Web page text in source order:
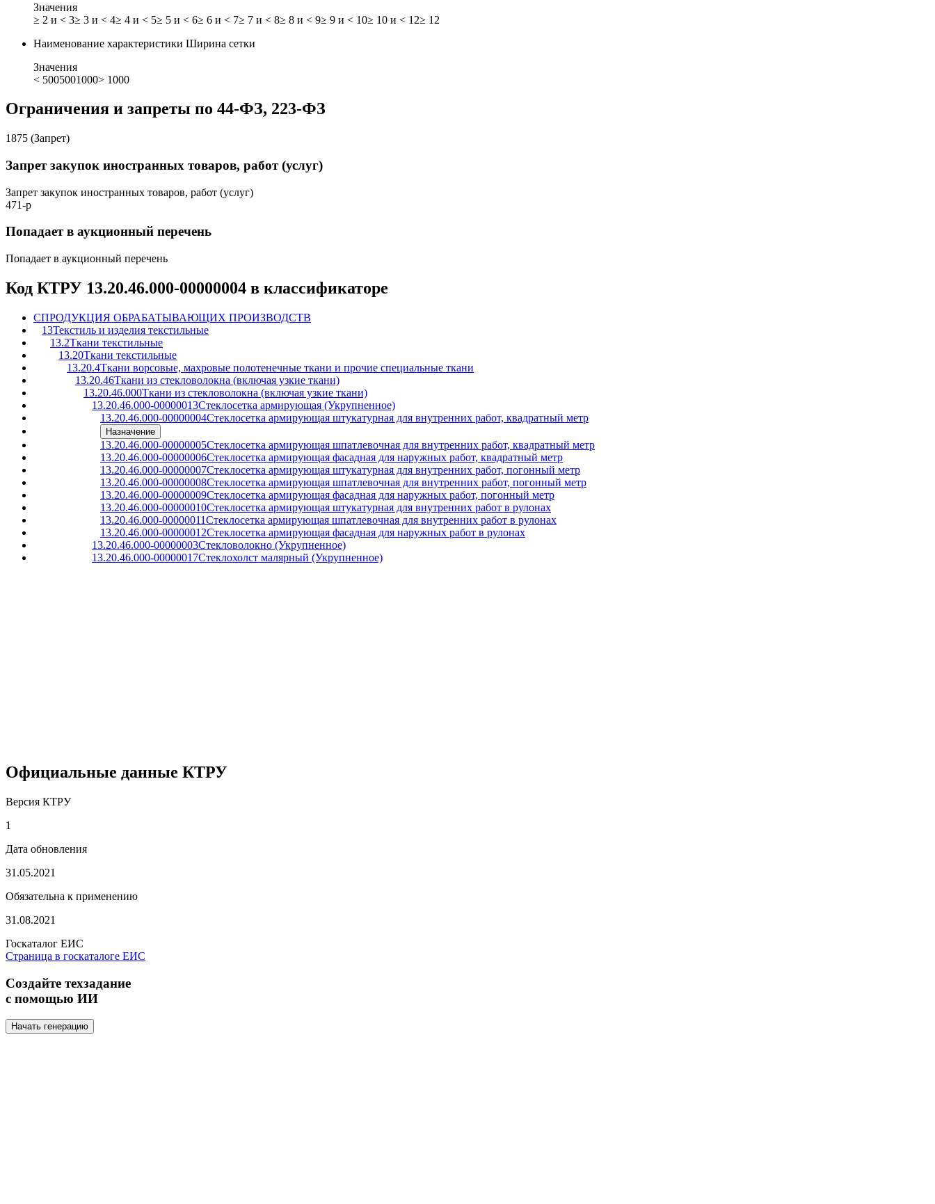
Значения
≥ 2 и < 3≥ 3 и < 4≥ 4 и < 5≥ 5 и < 6≥ 6 и < 7≥ 7 и < 8≥ 8 и < 9≥ 9 и < 10≥ 10 и < 12≥ 12
Наименование характеристики Ширина сетки
Значения
< 5005001000> 1000
Ограничения и запреты по 44-ФЗ, 223-ФЗ
1875 (Запрет)
Запрет закупок иностранных товаров, работ (услуг)
Запрет закупок иностранных товаров, работ (услуг)
471-р
Попадает в аукционный перечень
Попадает в аукционный перечень
Код КТРУ 13.20.46.000-00000004 в классификаторе
CПРОДУКЦИЯ ОБРАБАТЫВАЮЩИХ ПРОИЗВОДСТВ
13Текстиль и изделия текстильные
13.2Ткани текстильные
13.20Ткани текстильные
13.20.4Ткани ворсовые, махровые полотенечные ткани и прочие специальные ткани
13.20.46Ткани из стекловолокна (включая узкие ткани)
13.20.46.000Ткани из стекловолокна (включая узкие ткани)
13.20.46.000-00000013Стеклосетка армирующая (Укрупненное)
13.20.46.000-00000004Стеклосетка армирующая штукатурная для внутренних работ, квадратный метр
Назначение
13.20.46.000-00000005Стеклосетка армирующая шпатлевочная для внутренних работ, квадратный метр
13.20.46.000-00000006Стеклосетка армирующая фасадная для наружных работ, квадратный метр
13.20.46.000-00000007Стеклосетка армирующая штукатурная для внутренних работ, погонный метр
13.20.46.000-00000008Стеклосетка армирующая шпатлевочная для внутренних работ, погонный метр
13.20.46.000-00000009Стеклосетка армирующая фасадная для наружных работ, погонный метр
13.20.46.000-00000010Стеклосетка армирующая штукатурная для внутренних работ в рулонах
13.20.46.000-00000011Стеклосетка армирующая шпатлевочная для внутренних работ в рулонах
13.20.46.000-00000012Стеклосетка армирующая фасадная для наружных работ в рулонах
13.20.46.000-00000003Стекловолокно (Укрупненное)
13.20.46.000-00000017Стеклохолст малярный (Укрупненное)
Официальные данные КТРУ
Версия КТРУ
1
Дата обновления
31.05.2021
Обязательна к применению
31.08.2021
Госкаталог ЕИС
Страница в госкаталоге ЕИС
Создайте техзадание
с помощью ИИ
Начать генерацию